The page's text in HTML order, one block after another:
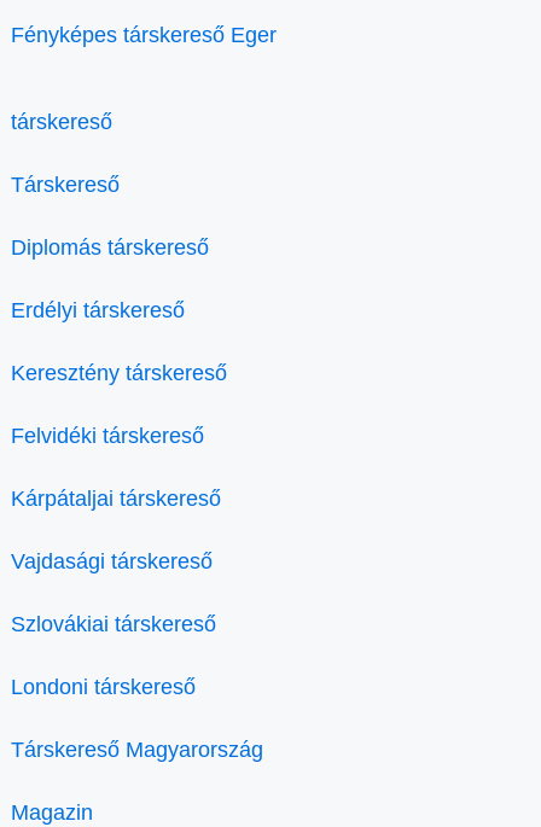
Fényképes társkereső Eger
társkereső
Társkereső
Diplomás társkereső
Erdélyi társkereső
Keresztény társkereső
Felvidéki társkereső
Kárpátaljai társkereső
Vajdasági társkereső
Szlovákiai társkereső
Londoni társkereső
Társkereső Magyarország
Magazin